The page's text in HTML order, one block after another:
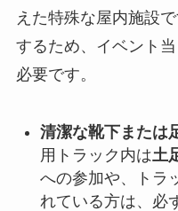
えた特殊な屋内施設
するため、イベント
必要です。
清潔な靴下または
用トラック内は土
への参加や、トラ
れている方は、必